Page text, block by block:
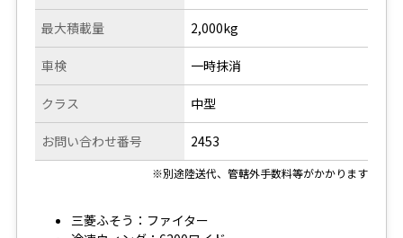
最大積載量
車検
クラス
お問い合わせ番号
2,000kg
一時抹消
中型
2453
※別途陸送代、管轄外手数料等がかかります
三菱ふそう：ファイター